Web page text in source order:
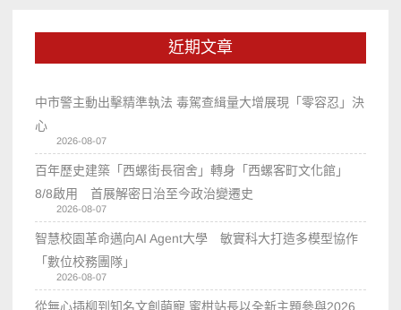
近期文章
中市警主動出擊精準執法 毒駕查緝量大增展現「零容忍」決
心
2026-08-07
百年歷史建築「西螺街長宿舍」轉身「西螺客町文化館」
8/8啟用 首展解密日治至今政治變遷史
2026-08-07
智慧校園革命邁向AI Agent大學 敏實科大打造多模型協作
「數位校務團隊」
2026-08-07
從無心插柳到知名文創萌寵 蜜柑站長以全新主題參與2026